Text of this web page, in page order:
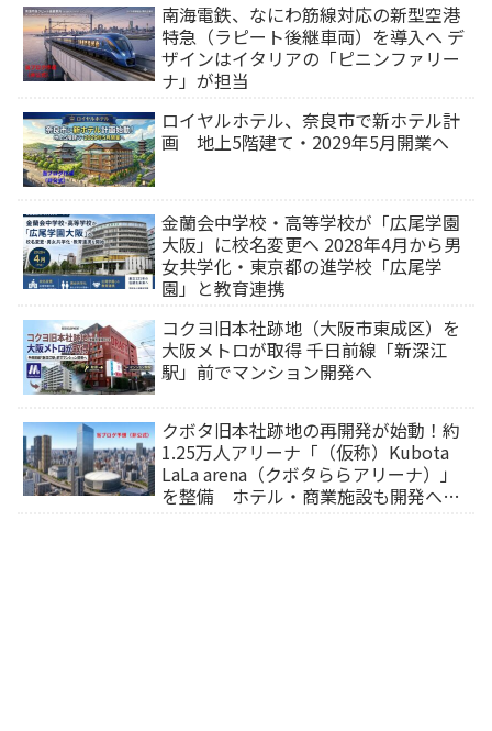
南海電鉄、なにわ筋線対応の新型空港
特急（ラピート後継車両）を導入へ デ
ザインはイタリアの「ピニンファリー
ナ」が担当
ロイヤルホテル、奈良市で新ホテル計
画 地上5階建て・2029年5月開業へ
金蘭会中学校・高等学校が「広尾学園
大阪」に校名変更へ 2028年4月から男
女共学化・東京都の進学校「広尾学
園」と教育連携
コクヨ旧本社跡地（大阪市東成区）を
大阪メトロが取得 千日前線「新深江
駅」前でマンション開発へ
クボタ旧本社跡地の再開発が始動！約
1.25万人アリーナ「（仮称）Kubota
LaLa arena（クボタららアリーナ）」
を整備 ホテル・商業施設も開発へ